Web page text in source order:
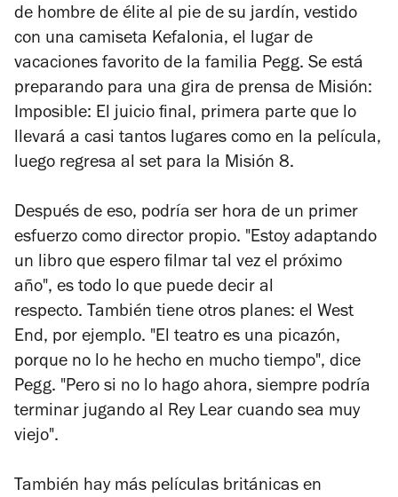
de hombre de élite al pie de su jardín, vestido
con una camiseta Kefalonia, el lugar de
vacaciones favorito de la familia Pegg. Se está
preparando para una gira de prensa de Misión:
Imposible: El juicio final, primera parte que lo
llevará a casi tantos lugares como en la película,
luego regresa al set para la Misión 8.
Después de eso, podría ser hora de un primer
esfuerzo como director propio. "Estoy adaptando
un libro que espero filmar tal vez el próximo
año", es todo lo que puede decir al
respecto. También tiene otros planes: el West
End, por ejemplo. "El teatro es una picazón,
porque no lo he hecho en mucho tiempo", dice
Pegg. "Pero si no lo hago ahora, siempre podría
terminar jugando al Rey Lear cuando sea muy
viejo".
También hay más películas británicas en